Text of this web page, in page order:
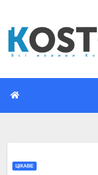
вмісту
ЦІКАВЕ